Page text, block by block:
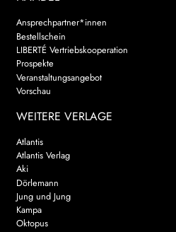
Ansprechpartner*innen
Bestellschein
LIBERTÉ Vertriebskooperation
Prospekte
Veranstaltungsangebot
Vorschau
WEITERE VERLAGE
Atlantis
Atlantis Verlag
Aki
Dörlemann
Jung und Jung
Kampa
Oktopus